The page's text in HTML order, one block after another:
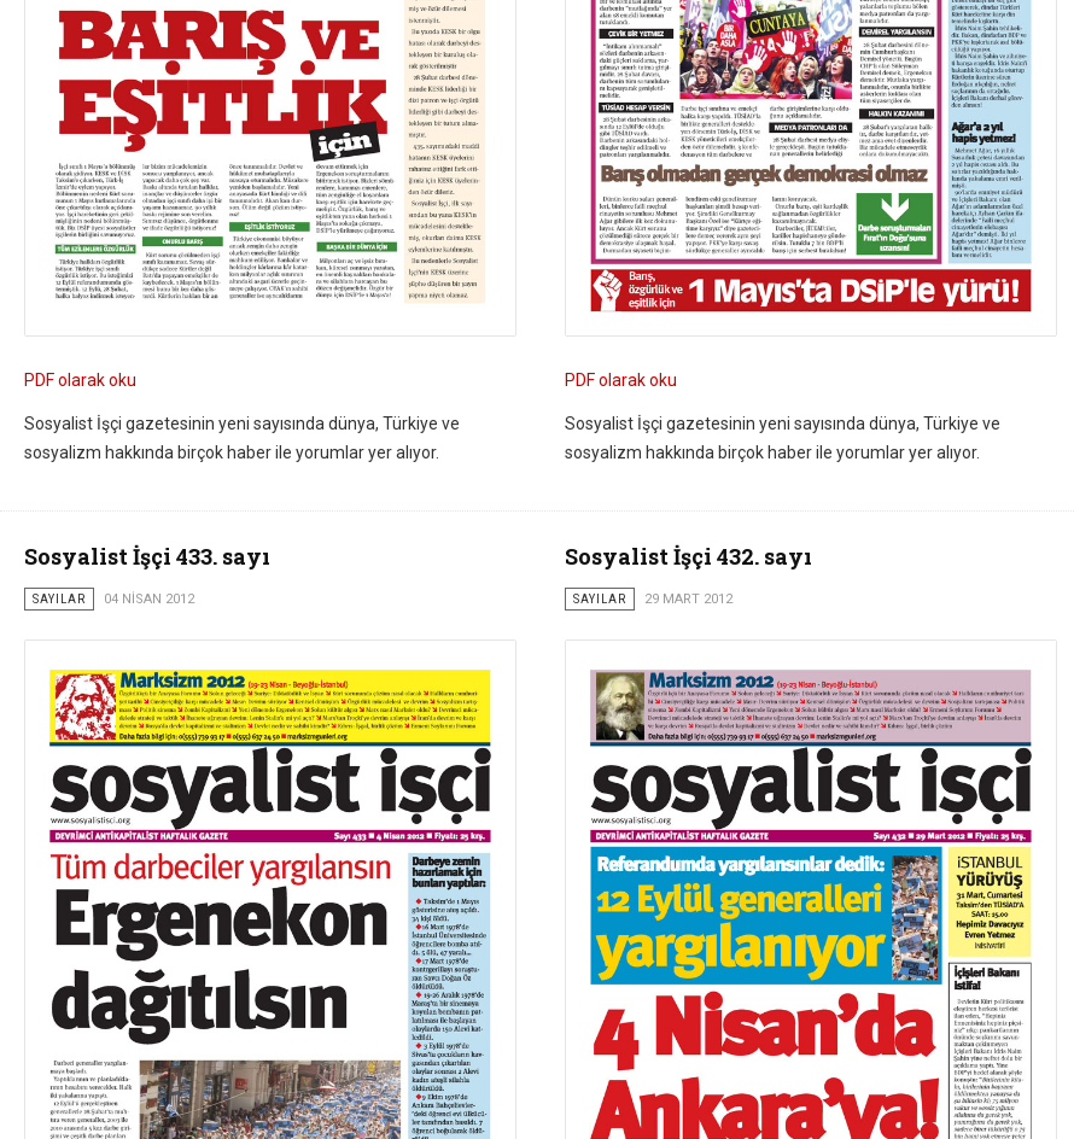
PDF olarak oku
Sosyalist İşçi gazetesinin yeni sayısında dünya, Türkiye ve
sosyalizm hakkında birçok haber ile yorumlar yer alıyor.
PDF olarak oku
Sosyalist İşçi gazetesinin yeni sayısında dünya, Türkiye ve
sosyalizm hakkında birçok haber ile yorumlar yer alıyor.
Sosyalist İşçi 433. sayı
SAYILAR 04 NISAN 2012
Sosyalist İşçi 432. sayı
SAYILAR 29 MART 2012